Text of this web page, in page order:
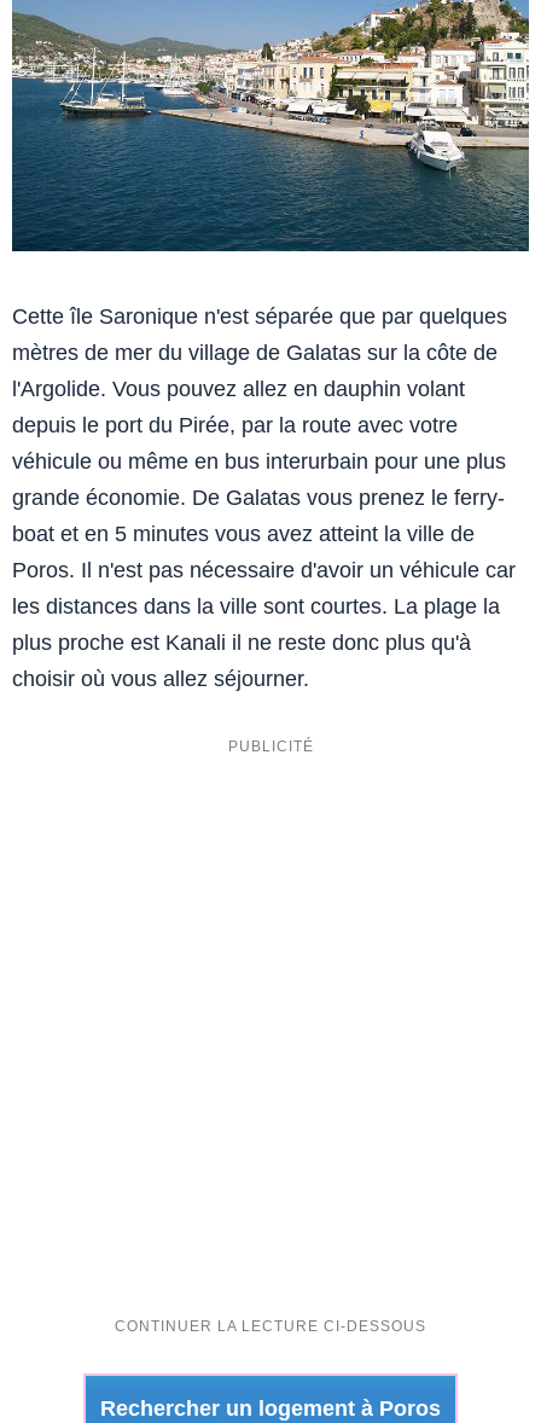
Cette île Saronique n'est séparée que par quelques
mètres de mer du village de Galatas sur la côte de
l'Argolide. Vous pouvez allez en dauphin volant
depuis le port du Pirée, par la route avec votre
véhicule ou même en bus interurbain pour une plus
grande économie. De Galatas vous prenez le ferry-
boat et en 5 minutes vous avez atteint la ville de
Poros. Il n'est pas nécessaire d'avoir un véhicule car
les distances dans la ville sont courtes. La plage la
plus proche est Kanali il ne reste donc plus qu'à
choisir où vous allez séjourner.
Rechercher un logement à Poros